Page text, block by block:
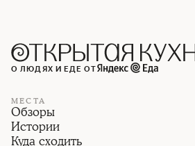
О ЛЮДЯХ И ЕДЕ ОТ
МЕСТА
Обзоры
Истории
Куда сходить